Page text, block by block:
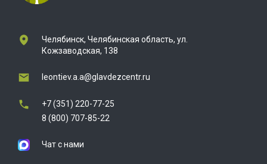
Челябинск, Челябинская область, ул.
Кожзаводская, 138
leontiev.a.a@glavdezcentr.ru
+7 (351) 220-77-25
8 (800) 707-85-22
Чат с нами